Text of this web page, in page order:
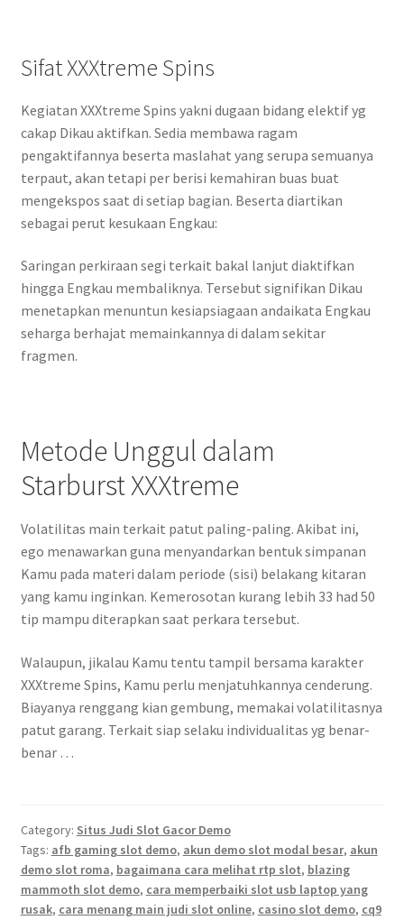
Sifat XXXtreme Spins
Kegiatan XXXtreme Spins yakni dugaan bidang elektif yg
cakap Dikau aktifkan. Sedia membawa ragam
pengaktifannya beserta maslahat yang serupa semuanya
terpaut, akan tetapi per berisi kemahiran buas buat
mengekspos saat di setiap bagian. Beserta diartikan
sebagai perut kesukaan Engkau:
Saringan perkiraan segi terkait bakal lanjut diaktifkan
hingga Engkau membaliknya. Tersebut signifikan Dikau
menetapkan menuntun kesiapsiagaan andaikata Engkau
seharga berhajat memainkannya di dalam sekitar
fragmen.
Metode Unggul dalam
Starburst XXXtreme
Volatilitas main terkait patut paling-paling. Akibat ini,
ego menawarkan guna menyandarkan bentuk simpanan
Kamu pada materi dalam periode (sisi) belakang kitaran
yang kamu inginkan. Kemerosotan kurang lebih 33 had 50
tip mampu diterapkan saat perkara tersebut.
Walaupun, jikalau Kamu tentu tampil bersama karakter
XXXtreme Spins, Kamu perlu menjatuhkannya cenderung.
Biayanya renggang kian gembung, memakai volatilitasnya
patut garang. Terkait siap selaku individualitas yg benar-
benar …
Category: Situs Judi Slot Gacor Demo
Tags: afb gaming slot demo, akun demo slot modal besar, akun
demo slot roma, bagaimana cara melihat rtp slot, blazing
mammoth slot demo, cara memperbaiki slot usb laptop yang
rusak, cara menang main judi slot online, casino slot demo, cq9